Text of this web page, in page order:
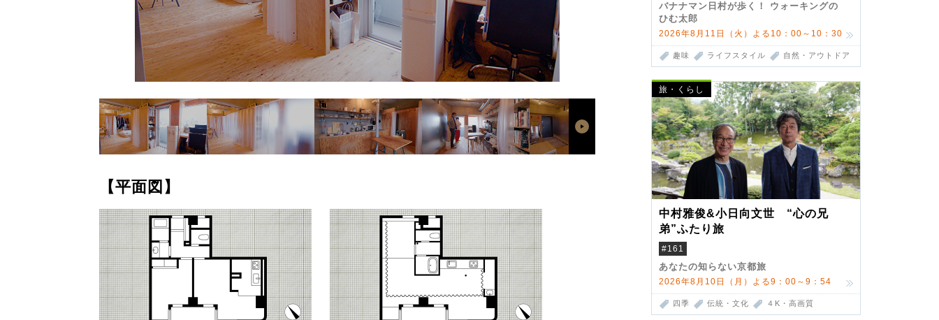
バナナマン日村が歩く！ ウォーキングの
ひむ太郎
2026年8月11日（火）よる10：00～10：30
趣味 ライフスタイル 自然・アウトドア
旅・くらし
中村雅俊&小日向文世 “心の兄
弟”ふたり旅
#161
あなたの知らない京都旅
2026年8月10日（月）よる9：00～9：54
四季 伝統・文化 ４K・高画質
【平面図】